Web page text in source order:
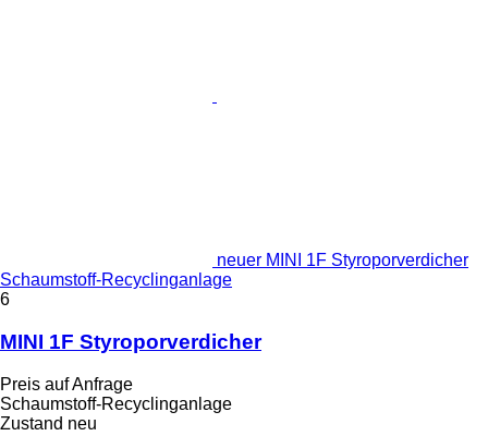
neuer MINI 1F Styroporverdicher
Schaumstoff-Recyclinganlage
6
MINI 1F Styroporverdicher
Preis auf Anfrage
Schaumstoff-Recyclinganlage
Zustand neu